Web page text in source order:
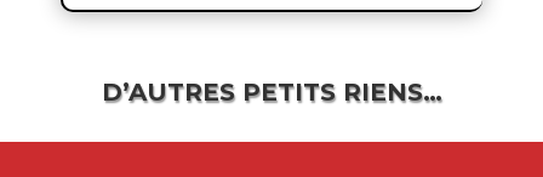
D’AUTRES PETITS RIENS…